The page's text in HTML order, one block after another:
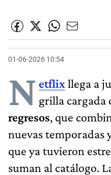
01-06-2026 10:54
N etflix llega a
grilla cargada
regresos, que
nuevas temporadas
que ya tuvieron
suman al catálogo.